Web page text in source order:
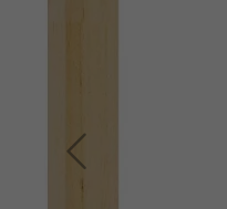
Terug